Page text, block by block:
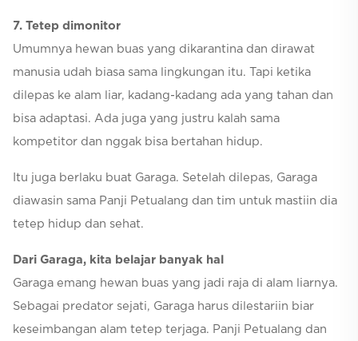
7. Tetep dimonitor
Umumnya hewan buas yang dikarantina dan dirawat
manusia udah biasa sama lingkungan itu. Tapi ketika
dilepas ke alam liar, kadang-kadang ada yang tahan dan
bisa adaptasi. Ada juga yang justru kalah sama
kompetitor dan nggak bisa bertahan hidup.
Itu juga berlaku buat Garaga. Setelah dilepas, Garaga
diawasin sama Panji Petualang dan tim untuk mastiin dia
tetep hidup dan sehat.
Dari Garaga, kita belajar banyak hal
Garaga emang hewan buas yang jadi raja di alam liarnya.
Sebagai predator sejati, Garaga harus dilestariin biar
keseimbangan alam tetep terjaga. Panji Petualang dan